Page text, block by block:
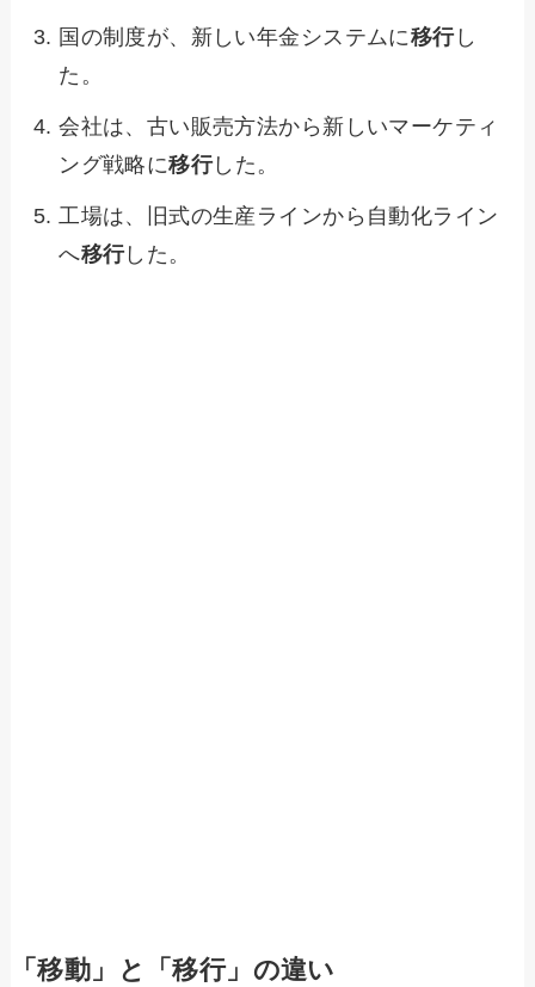
国の制度が、新しい年金システムに移行し
た。
会社は、古い販売方法から新しいマーケティ
ング戦略に移行した。
工場は、旧式の生産ラインから自動化ライン
へ移行した。
「移動」と「移行」の違い